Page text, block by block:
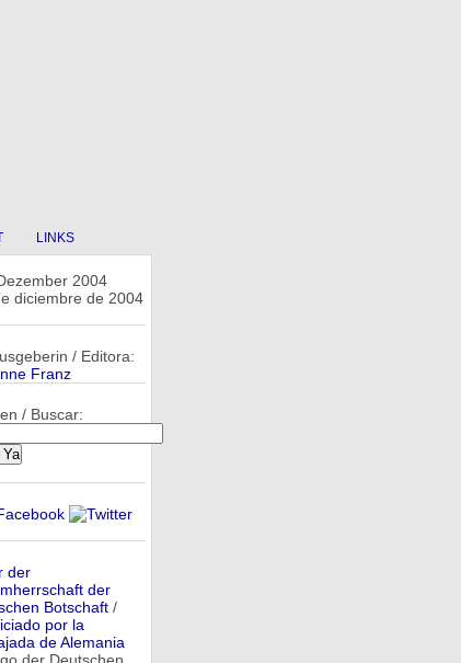
LINKS
2004
diciembre de 2004
/ Editora:
Franz
/ Buscar:
der
der
Botschaft/
por la
de Alemania